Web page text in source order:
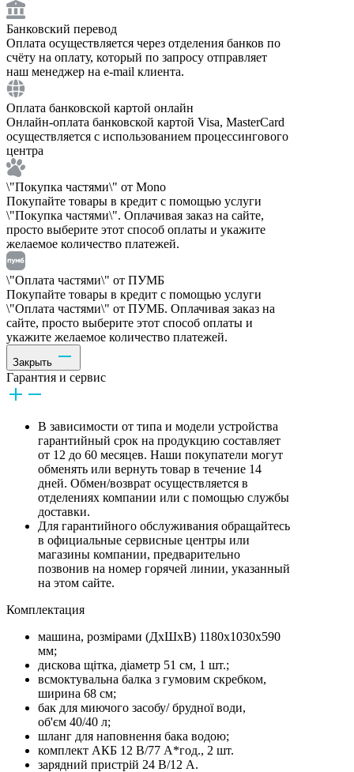
Банковский перевод
Оплата осуществляется через отделения банков по
счёту на оплату, который по запросу отправляет
наш менеджер на e-mail клиента.
Оплата банковской картой онлайн
Онлайн-оплата банковской картой Visa, MasterCard
осуществляется с использованием процессингового
центра
\"Покупка частями\" от Mono
Покупайте товары в кредит с помощью услуги
\"Покупка частями\". Оплачивая заказ на сайте,
просто выберите этот способ оплаты и укажите
желаемое количество платежей.
\"Оплата частями\" от ПУМБ
Покупайте товары в кредит с помощью услуги
\"Оплата частями\" от ПУМБ. Оплачивая заказ на
сайте, просто выберите этот способ оплаты и
укажите желаемое количество платежей.
Закрыть
Гарантия и сервис
В зависимости от типа и модели устройства
гарантийный срок на продукцию составляет
от 12 до 60 месяцев. Наши покупатели могут
обменять или вернуть товар в течение 14
дней. Обмен/возврат осуществляется в
отделениях компании или с помощью службы
доставки.
Для гарантийного обслуживания обращайтесь
в официальные сервисные центры или
магазины компании, предварительно
позвонив на номер горячей линии, указанный
на этом сайте.
Комплектация
машина, розмірами (ДхШхВ) 1180х1030х590
мм;
дискова щітка, діаметр 51 см, 1 шт.;
всмоктувальна балка з гумовим скребком,
ширина 68 см;
бак для миючого засобу/ брудної води,
об'єм 40/40 л;
шланг для наповнення бака водою;
комплект АКБ 12 В/77 А*год., 2 шт.
зарядний пристрій 24 В/12 A.